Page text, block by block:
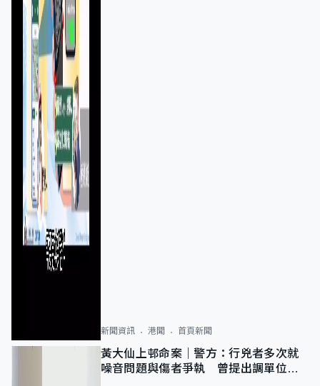
新聞資訊 港聞 首頁新聞
黃大仙上邨命案｜警方：行兇者多次就
噪音問題與傷者爭執 曾提出調單位已